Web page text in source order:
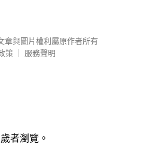
章與圖片權利屬原作者所有
策
服務聲明
者瀏覽。